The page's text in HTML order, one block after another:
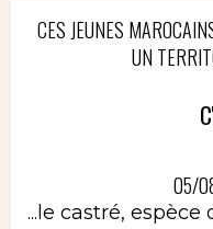
CES JEUNES
UN
05/
...le castré, espèce